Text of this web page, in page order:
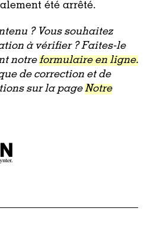
été arrêté.
? Vous souhaitez
à vérifier ? Faites-le
notreformulaire en ligne.
de correction et de
sur la pageNotre